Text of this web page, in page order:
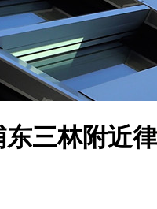
东三林附近